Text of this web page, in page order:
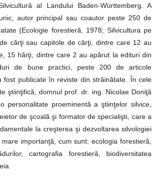
al Landului Baden-Württemberg. A
autor principal sau coautor peste 250 de
(Ecologie forestieră, 1978; Silvicultura pe
cărţi sau capitole de cărţi, dintre care 12 au
15 hărţi, dintre care 2 au apărut la edituri din
de bune practici, peste 200 de articole
fost publicate în reviste din străinătate. În cele
ştiinţifică, domnul prof. dr. ing. Nicolae Doniţă
personalitate proeminentă a ştiinţelor silvice,
de şcoală şi formator de specialişti, care a
la creşterea şi dezvoltarea silvologiei
importanţă, cum sunt: ecologia forestieră,
cartografia forestieră, biodiversitatea